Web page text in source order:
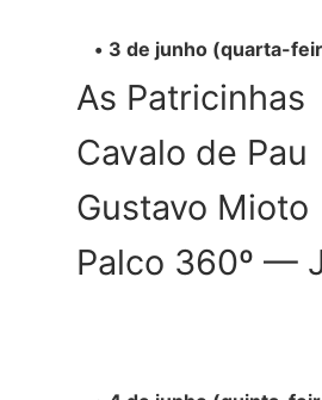
3 de junho (quarta-
As Patricinhas
Cavalo de Pau
Gustavo Mioto
Palco 360º —